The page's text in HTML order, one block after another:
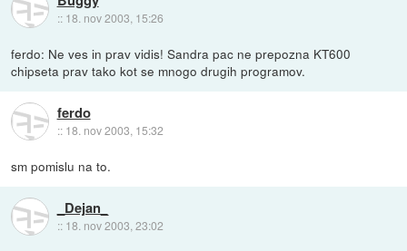
:: 18. nov 2003, 15:26
ferdo: Ne ves in prav vidis! Sandra pac ne prepozna KT600
chipseta prav tako kot se mnogo drugih programov.
ferdo
:: 18. nov 2003, 15:32
sm pomislu na to.
_Dejan_
:: 18. nov 2003, 23:02